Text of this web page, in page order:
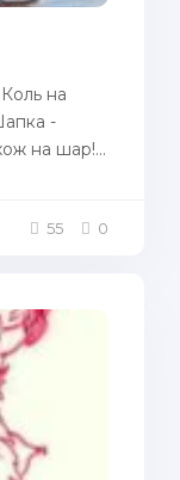
на
-
на шар!...
55 0